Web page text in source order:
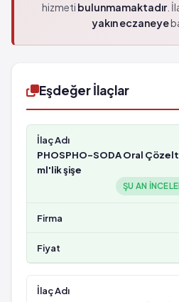
hizmeti bulunmamaktadır.
yakın eczaneye
Eşdeğer İlaçlar
PHOSPHO-SODA Oral
ml'lik şişe
ŞU AN